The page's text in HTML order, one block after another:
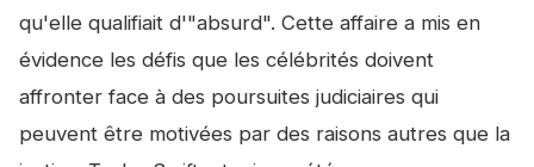
qu'elle qualifiait d'"absurd". Cette affaire a mis en
évidence les défis que les célébrités doivent
affronter face à des poursuites judiciaires qui
peuvent être motivées par des raisons autres que la